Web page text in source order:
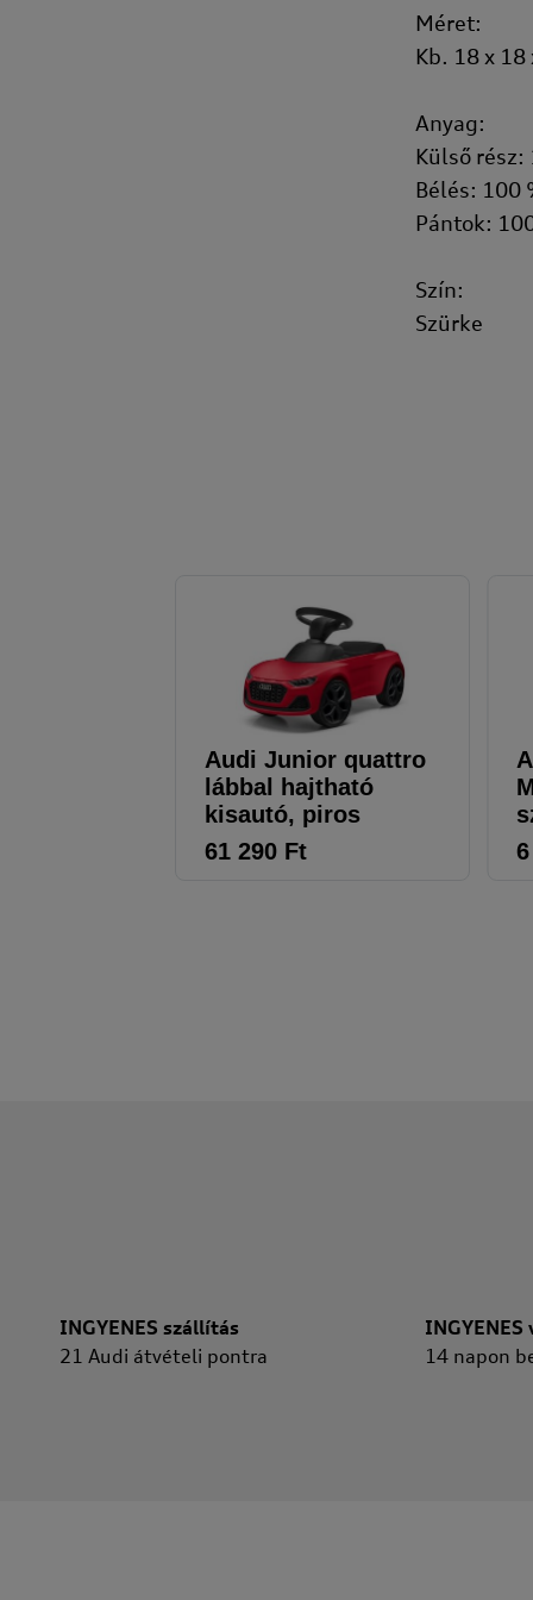
Méret:
Kb. 18 x 18
Anyag:
Külső
Bélés: 100
Pántok:
Szín:
Szürke
Audi Junior quattro
lábbal hajtható
kisautó, piros
61 290 Ft
INGYENES szállítás
21 Audi átvételi pontra
INGYENES
14 napon